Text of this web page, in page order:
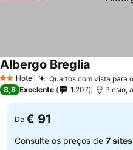
2 Estrelas
Hotel Quartos com vista para
Albergo Breglia
8,8 Excelente 1.207 Plesio,
De € 91
Consulte os preços de 7 sites